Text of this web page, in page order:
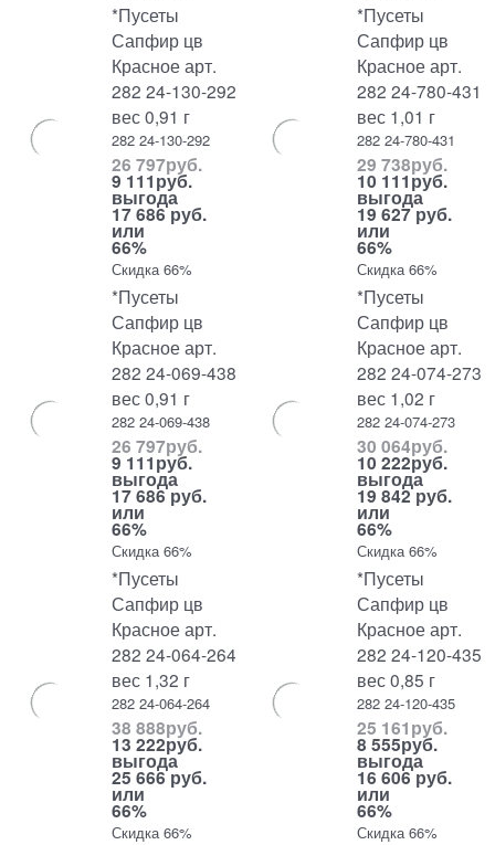
*Пусеты
Сапфир цв
Красное арт.
282 24-130-292
вес 0,91 г
282 24-130-292
26 797руб.
9 111руб.
выгода
17 686 руб.
или
66%
Скидка 66%
*Пусеты
Сапфир цв
Красное арт.
282 24-780-431
вес 1,01 г
282 24-780-431
29 738руб.
10 111руб.
выгода
19 627 руб.
или
66%
Скидка 66%
*Пусеты
Сапфир цв
Красное арт.
282 24-069-438
вес 0,91 г
282 24-069-438
26 797руб.
9 111руб.
выгода
17 686 руб.
или
66%
Скидка 66%
*Пусеты
Сапфир цв
Красное арт.
282 24-074-273
вес 1,02 г
282 24-074-273
30 064руб.
10 222руб.
выгода
19 842 руб.
или
66%
Скидка 66%
*Пусеты
Сапфир цв
Красное арт.
282 24-064-264
вес 1,32 г
282 24-064-264
38 888руб.
13 222руб.
выгода
25 666 руб.
или
66%
Скидка 66%
*Пусеты
Сапфир цв
Красное арт.
282 24-120-435
вес 0,85 г
282 24-120-435
25 161руб.
8 555руб.
выгода
16 606 руб.
или
66%
Скидка 66%